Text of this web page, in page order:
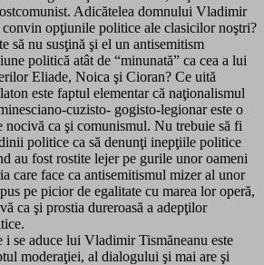
Adicătelea domnului Vladimir
opţiunile politice ale clasicilor noştri?
să nu susţină şi el un antisemitism
politică atât de “minunată” ca cea a lui
Eliade, Noica şi Cioran? Ce uită
este faptul elementar că naţionalismul
cuzisto- gogisto-legionar este o
nocivă ca şi comunismul. Nu trebuie să fi
politice ca să denunţi inepţiile politice
au fost rostite lejer pe gurile unor oameni
care face ca antisemitismul mizer al unor
pe picior de egalitate cu marea lor operă,
ca şi prostia dureroasă a adepţilor
i se aduce lui Vladimir Tismăneanu este
moderaţiei, al dialogului şi mai are şi